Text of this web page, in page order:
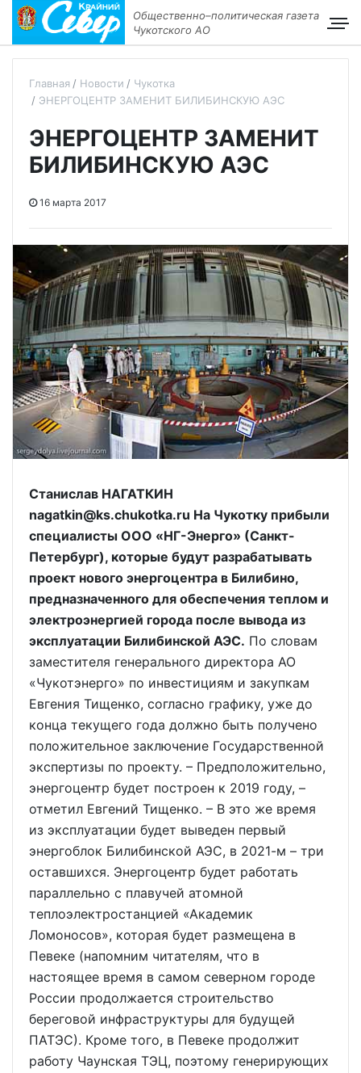
Общественно–политическая газета
Чукотского АО
Главная Новости
Чукотка
ЭНЕРГОЦЕНТР ЗАМЕНИТ БИЛИБИНСКУЮ АЭС
ЭНЕРГОЦЕНТР ЗАМЕНИТ
БИЛИБИНСКУЮ АЭС
16 марта 2017
Станислав НАГАТКИН
nagatkin@ks.chukotka.ru На Чукотку прибыли
специалисты ООО «НГ-Энерго» (Санкт-
Петербург), которые будут разрабатывать
проект нового энергоцентра в Билибино,
предназначенного для обеспечения теплом и
электроэнергией города после вывода из
эксплуатации Билибинской АЭС. По словам
заместителя генерального директора АО
«Чукотэнерго» по инвестициям и закупкам
Евгения Тищенко, согласно графику, уже до
конца текущего года должно быть получено
положительное заключение Государственной
экспертизы по проекту. – Предположительно,
энергоцентр будет построен к 2019 году, –
отметил Евгений Тищенко. – В это же время
из эксплуатации будет выведен первый
энергоблок Билибинской АЭС, в 2021-м – три
оставшихся. Энергоцентр будет работать
параллельно с плавучей атомной
теплоэлектростанцией «Академик
Ломоносов», которая будет размещена в
Певеке (напомним читателям, что в
настоящее время в самом северном городе
России продолжается строительство
береговой инфраструктуры для будущей
ПАТЭС). Кроме того, в Певеке продолжит
работу Чаунская ТЭЦ, поэтому генерирующих